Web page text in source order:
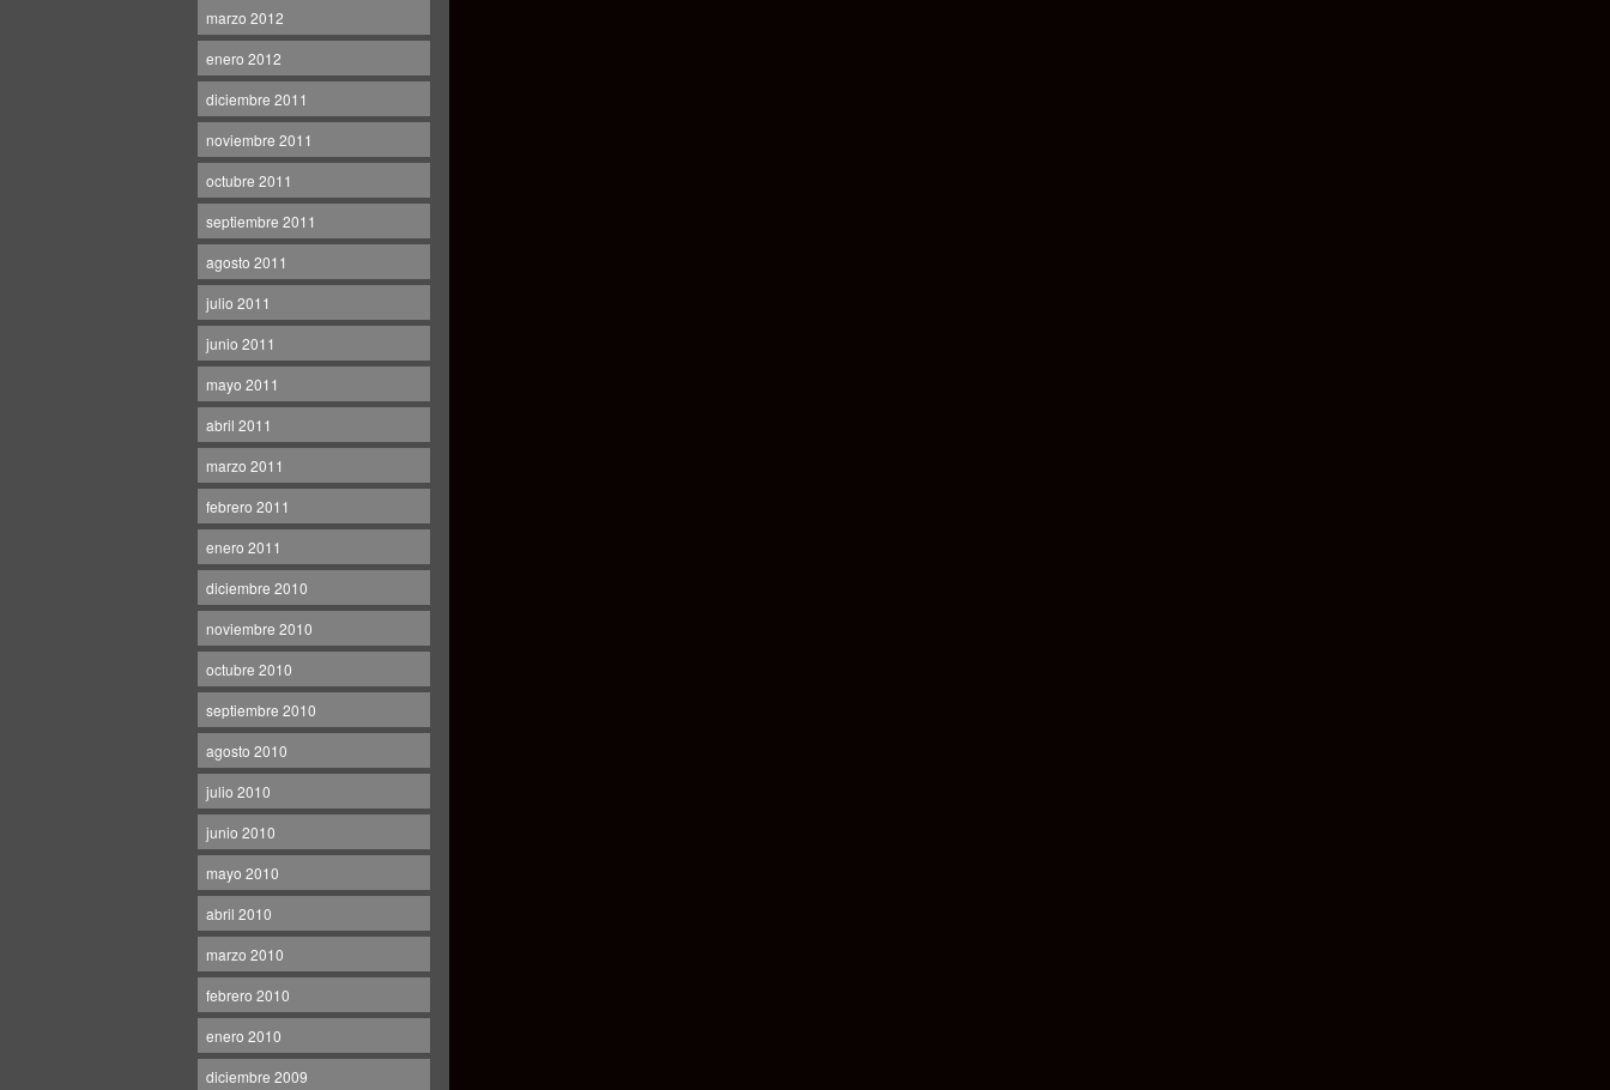
marzo 2012
enero 2012
diciembre 2011
noviembre 2011
octubre 2011
septiembre 2011
agosto 2011
julio 2011
junio 2011
mayo 2011
abril 2011
marzo 2011
febrero 2011
enero 2011
diciembre 2010
noviembre 2010
octubre 2010
septiembre 2010
agosto 2010
julio 2010
junio 2010
mayo 2010
abril 2010
marzo 2010
febrero 2010
enero 2010
diciembre 2009